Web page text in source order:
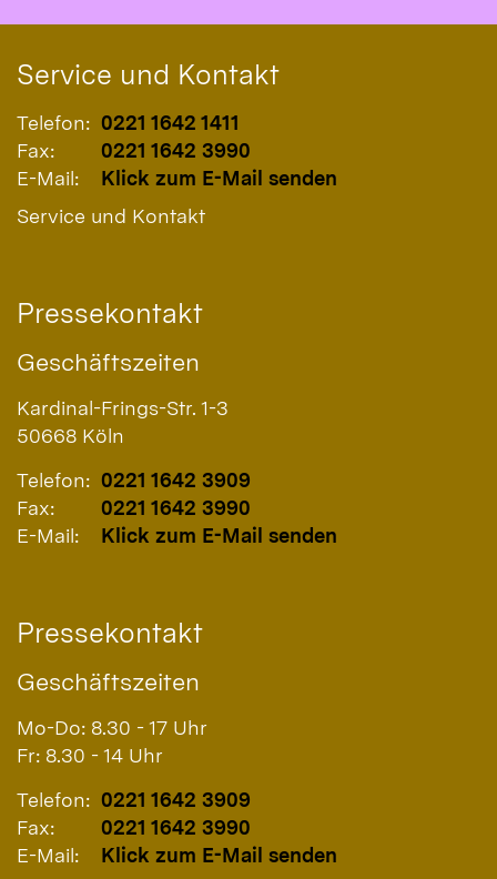
Service und Kontakt
Telefon: 0221 1642 1411
Fax:
0221 1642 3990
E-Mail:
Klick zum E-Mail senden
Service und Kontakt
Pressekontakt
Geschäftszeiten
Kardinal-Frings-Str. 1-3
50668 Köln
Telefon: 0221 1642 3909
Fax:
0221 1642 3990
E-Mail:
Klick zum E-Mail senden
Pressekontakt
Geschäftszeiten
Mo-Do: 8.30 - 17 Uhr
Fr: 8.30 - 14 Uhr
Telefon: 0221 1642 3909
Fax:
0221 1642 3990
E-Mail:
Klick zum E-Mail senden